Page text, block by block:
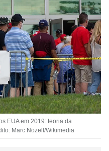
EUA em 2019: teoria da
Marc Nozell/Wikimedia